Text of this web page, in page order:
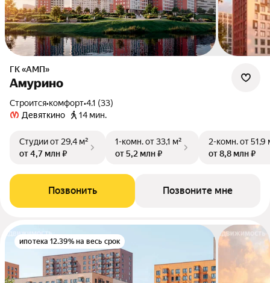
ГК «АМП»
Амурино
Строится•комфорт•4.1 (33)
Девяткино
14 мин.
Студииот 29,4 м²
от 4,7 млн ₽
1-комн.от 33,1 м²
от 5,2 млн ₽
2-комн.от 51,9
от 8,8 млн ₽
Позвонить Позвоните мне
ипотека 12.39% на весь срок